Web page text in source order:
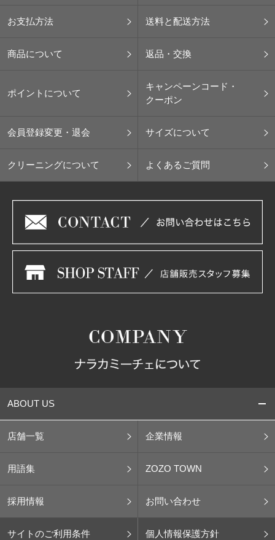
お支払方法 送料と配送方法
商品について 返品・交換
ポイントについて
キャンペーンコード・
クーポン
会員登録変更・退会 サイズについて
クリーニングについて よくあるご質問
ABOUT US
店舗一覧 企業情報
用語集 ZOZO TOWN
採用情報 お問い合わせ
サイトのご利用条件 個人情報保護方針